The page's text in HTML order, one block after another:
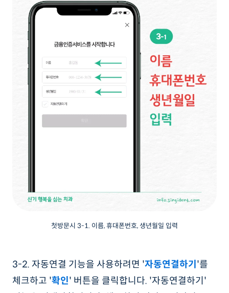
첫방문시 3-1. 이름, 휴대폰번호, 생년월일 입력
3-2. 자동연결 기능을 사용하려면 '자동연결하기 '를
체크하고 '확인' 버튼을 클릭합니다. '자동연결하기'